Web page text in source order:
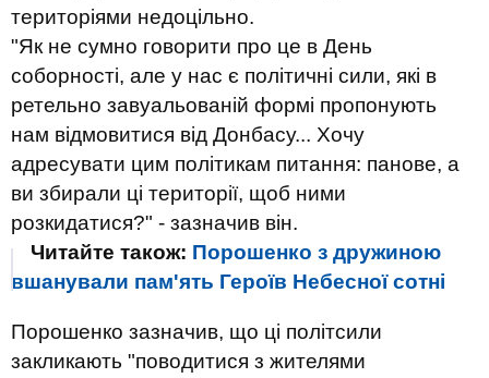
територіями недоцільно.
"Як не сумно говорити про це в День
соборності, але у нас є політичні сили, які в
ретельно завуальованій формі пропонують
нам відмовитися від Донбасу... Хочу
адресувати цим політикам питання: панове, а
ви збирали ці території, щоб ними
розкидатися?" - зазначив він.
Читайте також: Порошенко з дружиною
вшанували пам'ять Героїв Небесної сотні
Порошенко зазначив, що ці політсили
закликають "поводитися з жителями